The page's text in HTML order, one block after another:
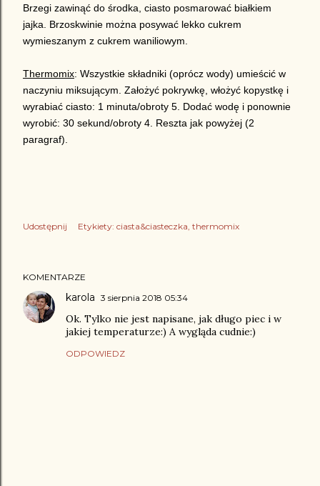
Brzegi zawinąć do środka, ciasto posmarować białkiem
jajka. Brzoskwinie można posywać lekko cukrem
wymieszanym z cukrem waniliowym.
Thermomix: Wszystkie składniki (oprócz wody) umieścić w
naczyniu miksującym. Założyć pokrywkę, włożyć kopystkę i
wyrabiać ciasto: 1 minuta/obroty 5. Dodać wodę i ponownie
wyrobić: 30 sekund/obroty 4. Reszta jak powyżej (2
paragraf).
Udostępnij Etykiety: ciasta&ciasteczka thermomix
KOMENTARZE
karola 3 sierpnia 2018 05:34
Ok. Tylko nie jest napisane, jak długo piec i w
jakiej temperaturze:) A wygląda cudnie:)
ODPOWIEDZ